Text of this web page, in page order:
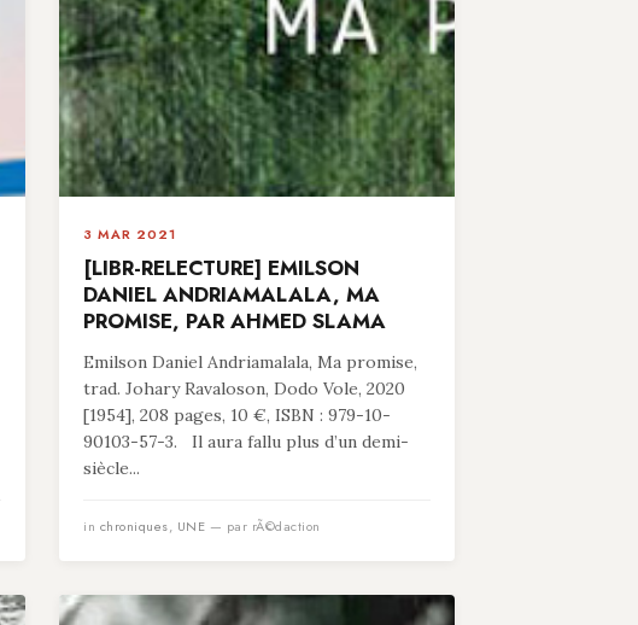
3 MAR 2021
[LIBR-RELECTURE] EMILSON
DANIEL ANDRIAMALALA, MA
PROMISE, PAR AHMED SLAMA
Emilson Daniel Andriamalala, Ma promise,
trad. Johary Ravaloson, Dodo Vole, 2020
[1954], 208 pages, 10 €, ISBN : 979-10-
90103-57-3. Il aura fallu plus d’un demi-
siècle...
in chroniques, UNE — par rÃ©daction